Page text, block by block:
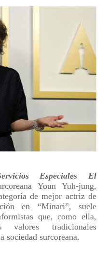
Especiales El
Youn Yuh-jung,
de mejor actriz de
en “Minari”, suele
que, como ella,
tradicionales
sociedad surcoreana.